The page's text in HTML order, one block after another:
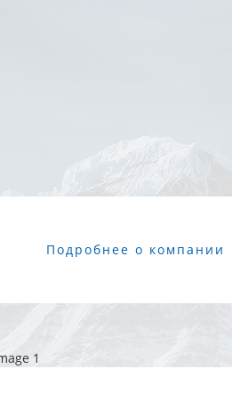
Подробнее о компании